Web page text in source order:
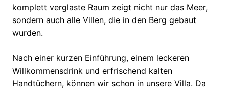
komplett verglaste Raum zeigt nicht nur das Meer,
sondern auch alle Villen, die in den Berg gebaut
wurden.
Nach einer kurzen Einführung, einem leckeren
Willkommensdrink und erfrischend kalten
Handtüchern, können wir schon in unsere Villa. Da